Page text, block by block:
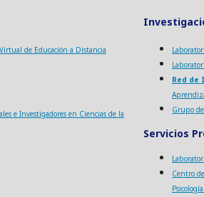
de Educación a Distancia
e Investigadores en Ciencias de la
Red de
Grupo de
Servicios
Centro